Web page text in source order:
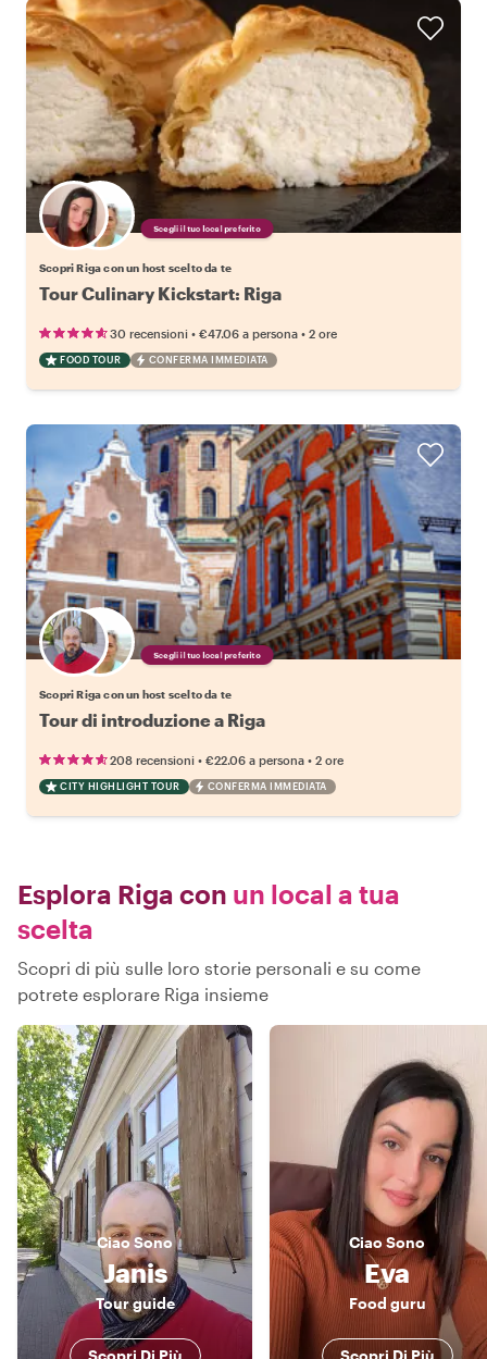
Scegli il tuo local preferito
Scopri Riga con un host scelto da te
Tour Culinary Kickstart: Riga
30 recensioni • €47.06 a persona • 2 ore
FOOD TOUR CONFERMA IMMEDIATA
Scegli il tuo local preferito
Scopri Riga con un host scelto da te
Tour di introduzione a Riga
208 recensioni • €22.06 a persona • 2 ore
CITY HIGHLIGHT TOUR CONFERMA IMMEDIATA
Esplora Riga con un local a tua
scelta
Scopri di più sulle loro storie personali e su come
potrete esplorare Riga insieme
CiaoSono
Janis
Tour guide
Scopri Di Più
CiaoSono
Eva
Food guru
Scopri Di Più